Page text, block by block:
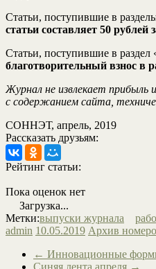
Статьи, поступившие в
статьи составляет 50 рублей
Статьи, поступившие в раздел
благотворительный взнос в
Журнал не извлекает прибыль
с содержанием сайта,
СОННЭТ, апрель, 2019
Рассказать друзьям:
Рейтинг статьи:
Пока оценок нет
Загрузка...
Метки:выпуски журнала
admin 10.05.2019 Архив
← Инновационные формы
Синяя лента апреля →